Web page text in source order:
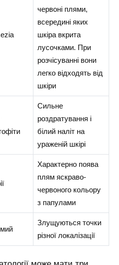
червоні плями,
всередині яких
шкіра вкрита
лусочками. При
розчісуванні вони
легко відходять від
шкіри
Сильне
роздратування і
білий наліт на
ураженій шкірі
Характерно поява
плям яскраво-
червоного кольору
з папулами
Злущуються точки
різної локалізації